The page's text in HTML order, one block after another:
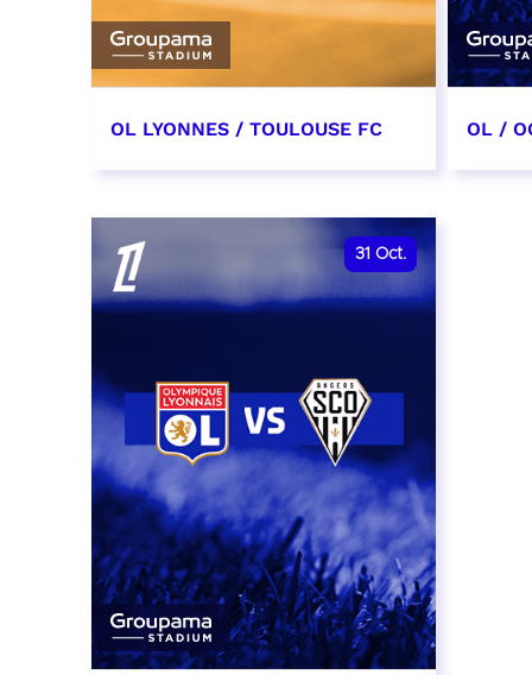
OL LYONNES / TOULOUSE FC
date et heure à confirmer
RÉSERVER
OL /
31 Oct.